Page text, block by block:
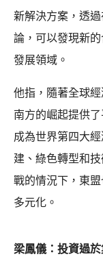
新解決方案，透
論，可以發現新
發展領域。
他指，隨著全球
南方的崛起提供
成為世界第四大
建、綠色轉型和
戰的情況下，東
多元化。
梁鳳儀：投資過